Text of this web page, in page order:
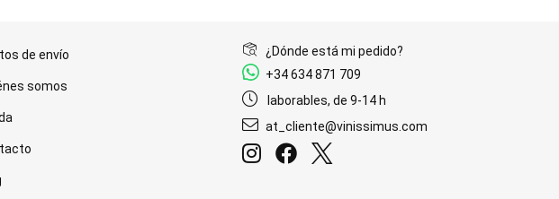
de envío
somos
¿Dónde está mi pedido?
+34 634 871 709
laborables, de 9-14 h
at_cliente@vinissimus.com